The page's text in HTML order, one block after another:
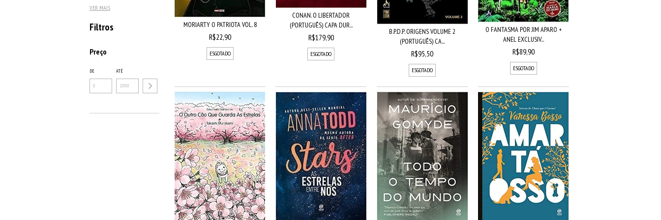
VER MAIS
Filtros
Preço
DE ATÉ
MORIARTY O PATRIOTA VOL. 8
R$22,90
ESGOTADO
CONAN. O LIBERTADOR
(PORTUGUÊS) CAPA DUR...
R$179,90
ESGOTADO
B.P.D.P. ORIGENS VOLUME 2
(PORTUGUÊS) CA...
R$95,50
ESGOTADO
O FANTASMA POR JIM APARO +
ANEL EXCLUSIV...
R$89,90
ESGOTADO